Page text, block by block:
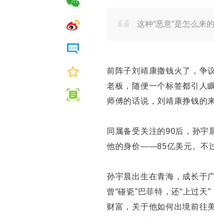
这种“恶意”是怎么来
前阵子刘靖康撒钱火了，争
老板，随便一个标签都引人
师傅的话说，刘靖康挣钱的
同属备受关注的90后，孙宇
他的身价——85亿美元。不
孙宇晨出生在青海，成长于
曾“碰瓷”巴菲特，还“上过
财富，关于他如何出境前往